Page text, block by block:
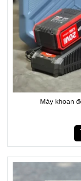
Máy khoan